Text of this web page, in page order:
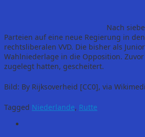
Nach
Parteien auf eine neue Regierung in
rechtsliberalen VVD. Die bisher als
Wahlniederlage in die Opposition.
zugelegt hatten, gescheitert.
Bild: By Rijksoverheid [CC0], via
Tagged Niederlande, Rutte